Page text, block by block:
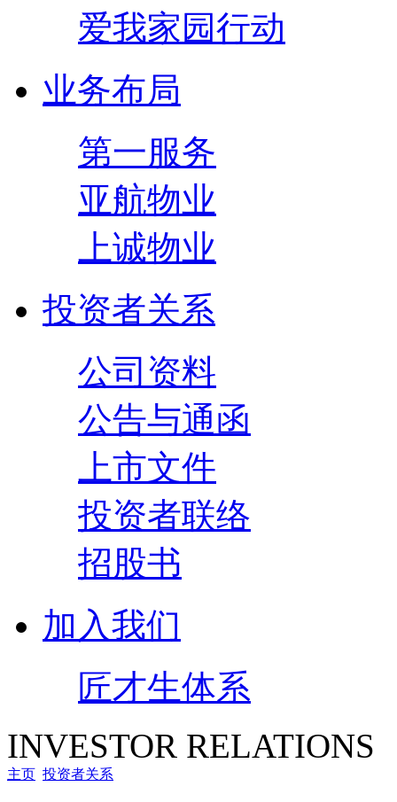
爱我家园行动
业务布局
第一服务
亚航物业
上诚物业
投资者关系
公司资料
公告与通函
上市文件
投资者联络
招股书
加入我们
匠才生体系
INVESTOR RELATIONS
主页 投资者关系